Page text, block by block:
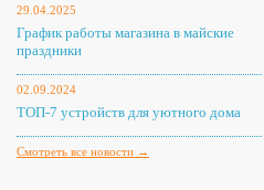
29.04.2025
График работы магазина в майские
праздники
02.09.2024
ТОП-7 устройств для уютного дома
Смотреть все новости →